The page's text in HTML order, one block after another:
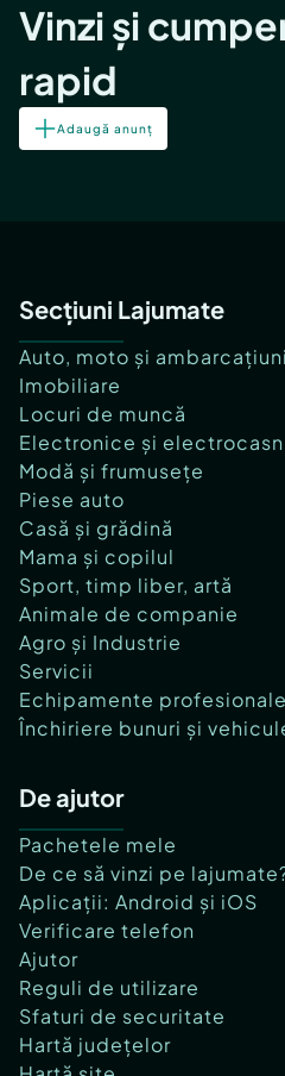
Vinzi și
rapid
Adaugă anunț
Secțiuni Lajumate
Auto, moto și ambarcațiuni
Imobiliare
Locuri de muncă
Electronice și
Modă și frumusețe
Piese auto
Casă și grădină
Mama și copilul
Sport, timp liber, artă
Animale de companie
Agro și Industrie
Servicii
Echipamente
Închiriere bunuri și
De ajutor
Pachetele mele
De ce să vinzi pe
Aplicații: Android și iOS
Verificare telefon
Ajutor
Reguli de utilizare
Sfaturi de securitate
Hartă județelor